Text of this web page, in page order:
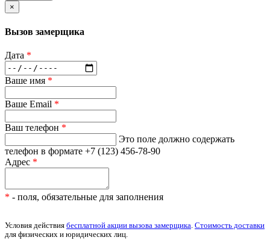
×
Вызов замерщика
Дата *
Ваше имя *
Ваше Email *
Ваш телефон *
Это поле должно содержать
телефон в формате +7 (123) 456-78-90
Адрес *
* - поля, обязательные для заполнения
Условия действия бесплатной акции вызова замерщика Стоимость доставки
для физических и юридических лиц.